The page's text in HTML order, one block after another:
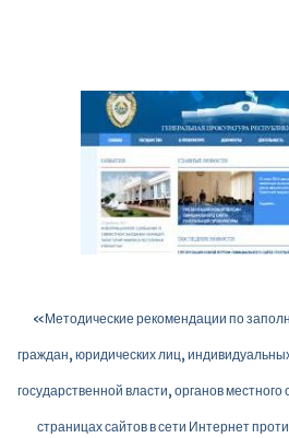
«Методические рекомендации по
граждан, юридических лиц,
государственной власти, органов
страницах сайтов в сети Интернет